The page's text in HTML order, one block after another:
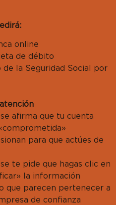
online
de débito
la Seguridad Social por
afirma que tu cuenta
para que actúes de
te pide que hagas clic en
la información
que parecen pertenecer a
de confianza